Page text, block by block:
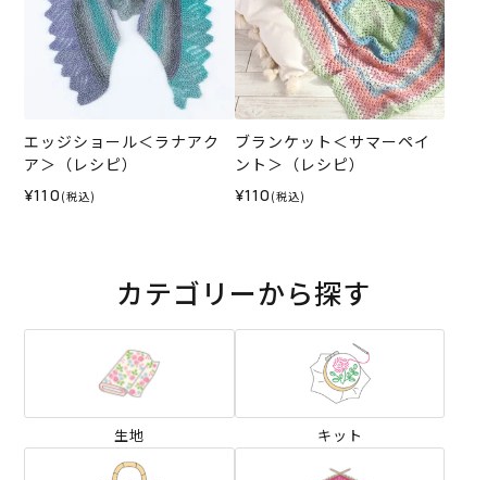
エッジショール＜ラナアク
ア＞（レシピ）
¥110 (税込)
ブランケット＜サマーペイ
ント＞（レシピ）
¥110 (税込)
カテゴリーから探す
生地 キット